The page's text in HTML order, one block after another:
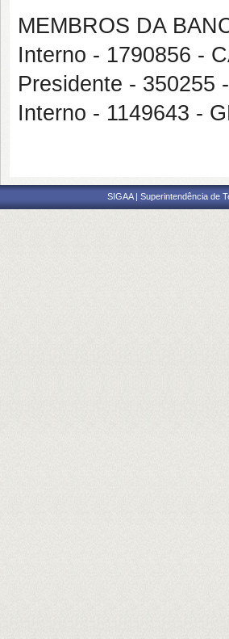
MEMBROS DA
Interno - 1790856 -
Presidente - 350255
Interno - 1149643 -
SIGAA | Superintendência de